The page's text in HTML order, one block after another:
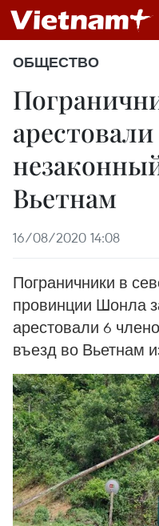
ОБЩЕСТВО
Вьетнам
16/08/2020 14:08
Пограничники в
провинции Шонла
арестовали 6
въезд во Вьетнам